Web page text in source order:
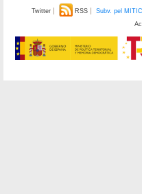
Twitter RSS Subv. pel MITIC